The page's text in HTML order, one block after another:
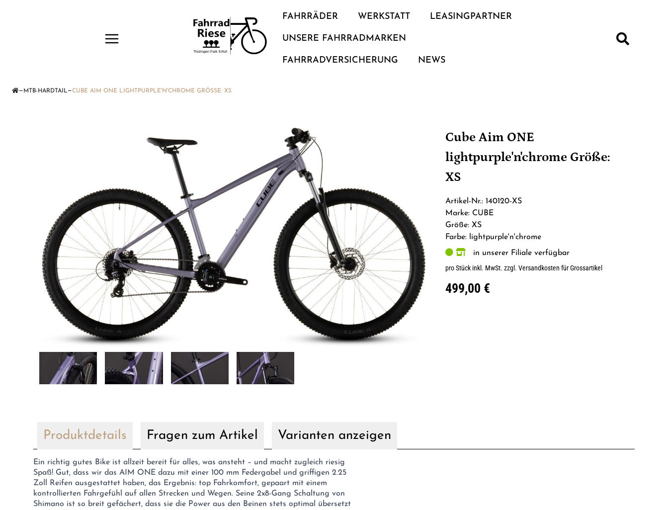
FAHRRÄDER WERKSTATT LEASINGPARTNER
UNSERE FAHRRADMARKEN
FAHRRADVERSICHERUNG NEWS
— MTB-HARDTAIL—CUBE AIM ONE LIGHTPURPLE'N'CHROME GRÖSSE: XS
Cube Aim ONE
lightpurple'n'chrome Größe:
XS
Artikel-Nr.: 140120-XS
Marke: CUBE
Größe: XS
Farbe: lightpurple'n'chrome
in unserer Filiale verfügbar
pro Stück inkl. MwSt.zzgl. Versandkosten für Grossartikel
499,00 €
Produktdetails Fragen zum Artikel Varianten anzeigen
Ein richtig gutes Bike ist allzeit bereit für alles, was ansteht – und macht zugleich riesig
Spaß! Gut, dass wir das AIM ONE dazu mit einer 100 mm Federgabel und griffigen 2.25
Zoll Reifen ausgestattet haben, das Ergebnis: top Fahrkomfort, gepaart mit einem
kontrollierten Fahrgefühl auf allen Strecken und Wegen. Seine 2x8-Gang Schaltung von
Shimano ist so breit gefächert, dass sie die Power aus den Beinen stets optimal übersetzt